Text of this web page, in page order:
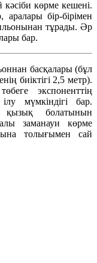
көрме кешені.
бір-бірімен
тұрады. Әр
бар.
басқалары (бұл
биіктігі 2,5 метр).
экспоненттің
мүмкіндігі бар.
болатынын
заманауи көрме
толығымен сай